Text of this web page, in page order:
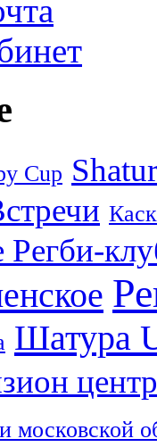
Cup
Регби-
Шатура
центр
московской